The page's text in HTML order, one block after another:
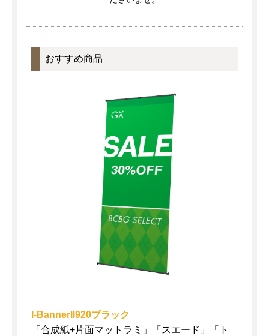
おすすめ商品
I-BannerII920ブラック
「合成紙+片面マットラミ」「スエード」「ト